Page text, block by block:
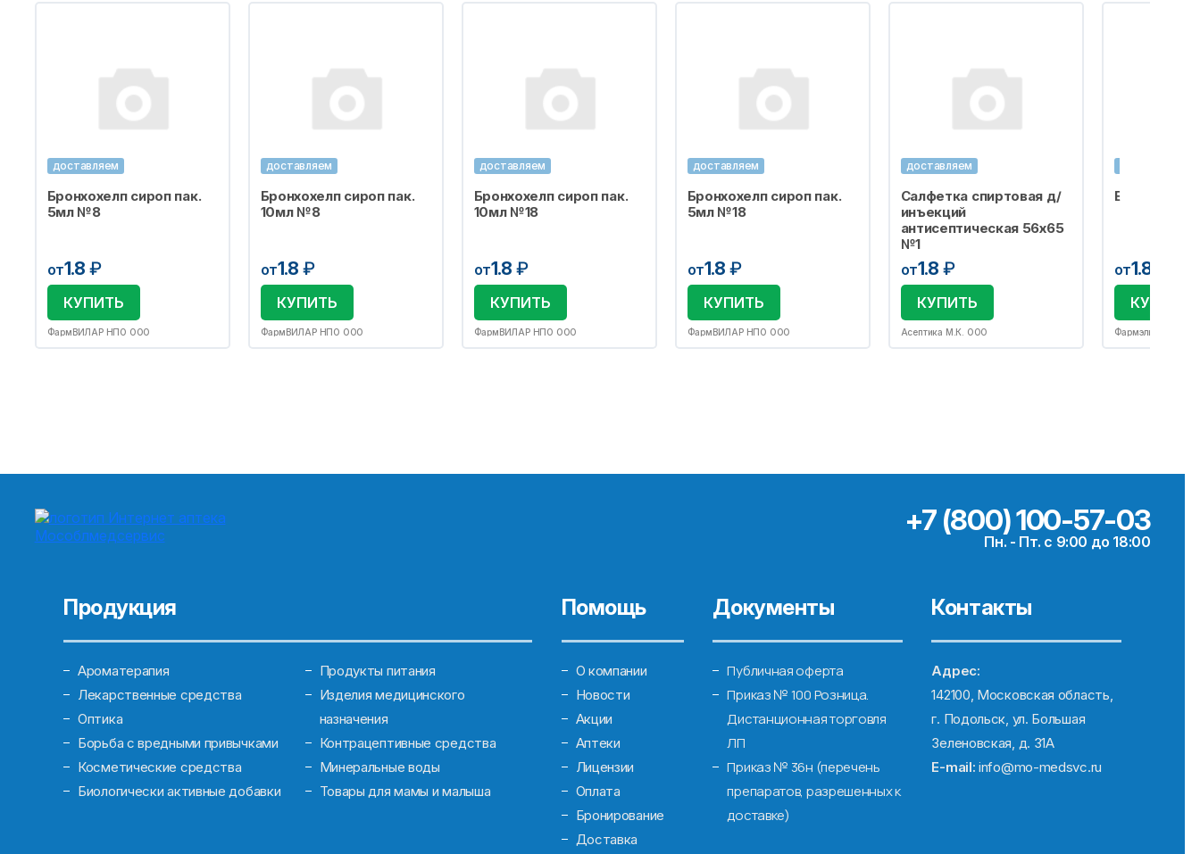
доставляем
Бронхохелп сироп пак.
5мл №8
от1.8 ₽
КУПИТЬ
ФармВИЛАР НПО ООО
доставляем
Бронхохелп сироп пак.
10мл №8
от1.8 ₽
КУПИТЬ
ФармВИЛАР НПО ООО
доставляем
Бронхохелп сироп пак.
10мл №18
от1.8 ₽
КУПИТЬ
ФармВИЛАР НПО ООО
доставляем
Бронхохелп сироп пак.
5мл №18
от1.8 ₽
КУПИТЬ
ФармВИЛАР НПО ООО
доставляем
Салфетка спиртовая д/
инъекций
антисептическая 56х65
№1
от1.8 ₽
КУПИТЬ
Асептика М.К. ООО
Бахилы
от1.8
КУПИТЬ
Фармэль ООО
+7 (800) 100-57-03
Пн. - Пт. с 9:00 до 18:00
Продукция
Ароматерапия
Лекарственные средства
Оптика
Борьба с вредными привычками
Косметические средства
Биологически активные добавки
Продукты питания
Изделия медицинского
назначения
Контрацептивные средства
Минеральные воды
Товары для мамы и малыша
Помощь
О компании
Новости
Акции
Аптеки
Лицензии
Оплата
Бронирование
Доставка
Документы
Публичная оферта
Приказ № 100 Розница.
Дистанционная торговля
ЛП
Приказ № 36н (перечень
препаратов, разрешенных к
доставке)
Контакты
Адрес:
142100, Московская область,
г. Подольск, ул. Большая
Зеленовская, д. 31А
E-mail: info@mo-medsvc.ru